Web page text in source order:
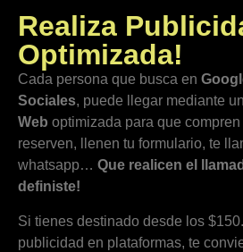
Realiza
Optimizada!
Cada persona que busca en
Sociales, puede llegar mediante
Web optimizada para que
reserven, llenen tu formulario, te
whatsapp… Que realicen el
definiste!
Si tienes destinado desde los
publicidad en plataformas, te